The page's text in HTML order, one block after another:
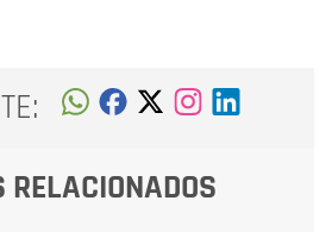
RELACIONADOS